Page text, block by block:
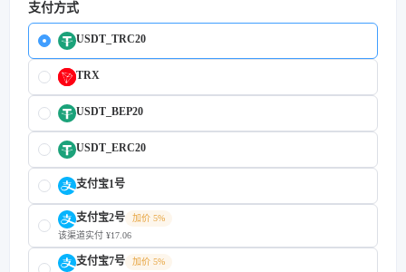
支付方式
USDT_TRC20
TRX
USDT_BEP20
USDT_ERC20
支付宝1号
支付宝2号
加价 5%
该渠道实付 ¥17.06
支付宝7号
加价 5%